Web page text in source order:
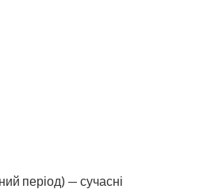
період) — сучасні